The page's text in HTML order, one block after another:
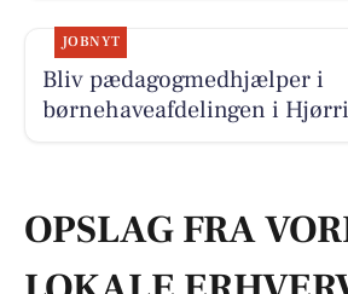
JOBNYT
Bliv pædagogmedhjælper i
børnehaveafdelingen i
OPSLAG FRA